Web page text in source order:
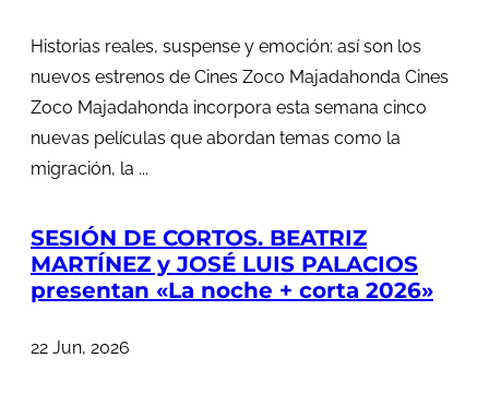
Historias reales, suspense y emoción: así son los
nuevos estrenos de Cines Zoco Majadahonda Cines
Zoco Majadahonda incorpora esta semana cinco
nuevas películas que abordan temas como la
migración, la ...
SESIÓN DE CORTOS. BEATRIZ
MARTÍNEZ y JOSÉ LUIS PALACIOS
presentan «La noche + corta 2026»
22 Jun, 2026